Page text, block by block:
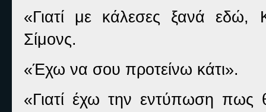
«Γιατί με κάλεσες ξανά εδώ,
Σίμονς.
«Έχω να σου προτείνω κάτι».
«Γιατί έχω την εντύπωση πως